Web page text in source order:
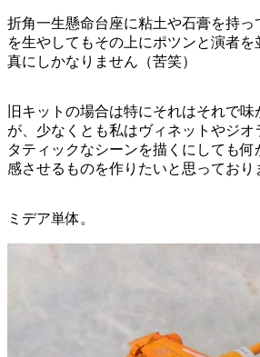
折角一生懸命台座に粘土や石膏を持っ
を生やしてもその上にポツンと演者
真にしかなりません（苦笑）
旧キットの場合は特にそれはそれで
が、少なくとも私はヴィネットやジオ
タティックなシーンを描くにしても
感させるものを作りたいと思っており
ミデア単体。